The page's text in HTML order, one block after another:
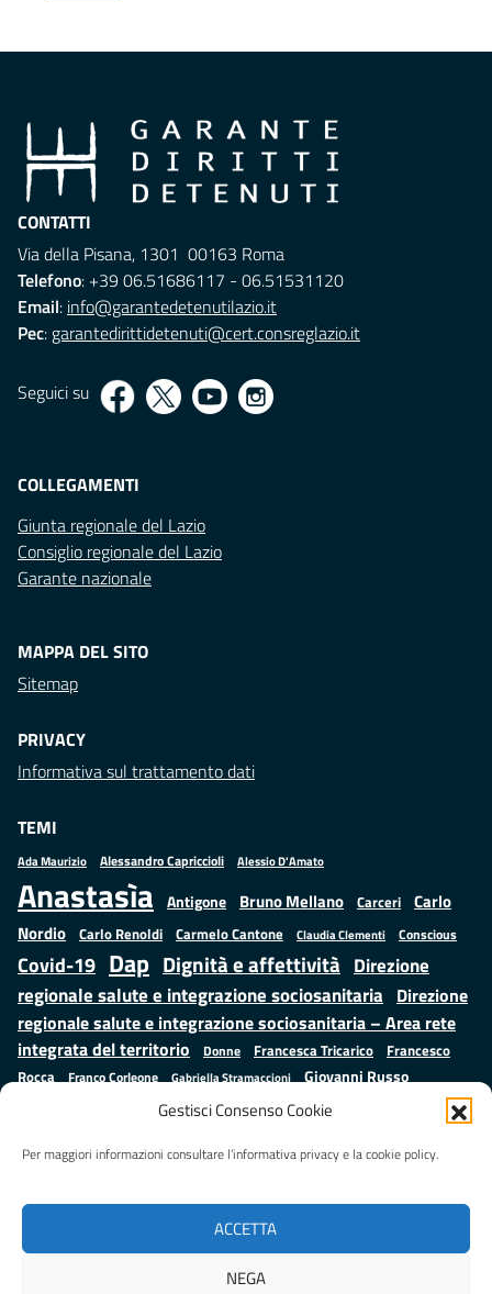
Gestisci Consenso Cookie
Per maggiori informazioni consultare l’informativa privacy e la cookie policy.
ACCETTA
NEGA
CONTATTI
Via della Pisana, 1301 00163 Roma
Telefono: +39 06.51686117 - 06.51531120
Email: info@garantedetenutilazio.it
Pec: garantedirittidetenuti@cert.consreglazio.it
Seguici su
COLLEGAMENTI
Giunta regionale del Lazio
Consiglio regionale del Lazio
Garante nazionale
MAPPA DEL SITO
Sitemap
PRIVACY
Informativa sul trattamento dati
TEMI
Ada Maurizio Alessandro Capriccioli Alessio D'Amato
Anastasìa Antigone Bruno Mellano Carceri
Carlo
Nordio Carlo Renoldi Carmelo Cantone Claudia Clementi Conscious
Covid-19 Dap Dignità e affettività Direzione
regionale salute e integrazione sociosanitaria Direzione
regionale salute e integrazione sociosanitaria – Area rete
integrata del territorio
Donne Francesca Tricarico
Francesco
Rocca
Franco Corleone Gabriella Stramaccioni Giovanni Russo
Giuseppe Emanuele Cangemi Istruzione e cultura
Mauro
Palma ministero della Giustizia Minori Misure
Regione Lazio
Salute Samuele Ciambriello
Sarah Grieco Situazione in numeri
Valentina Calderone